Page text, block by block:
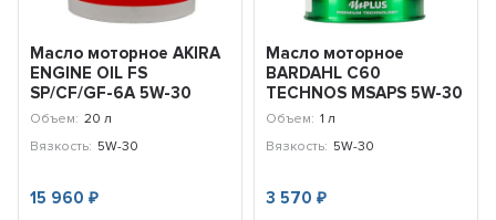
Масло моторное AKIRA
ENGINE OIL FS
SP/CF/GF-6A 5W-30
(20л) A00032239-020
Объем: 20 л
Вязкость: 5W-30
15 960₽
Масло моторное
BARDAHL С60
TECHNOS MSAPS 5W-30
(1л) 342039
Объем: 1 л
Вязкость: 5W-30
3 570 ₽